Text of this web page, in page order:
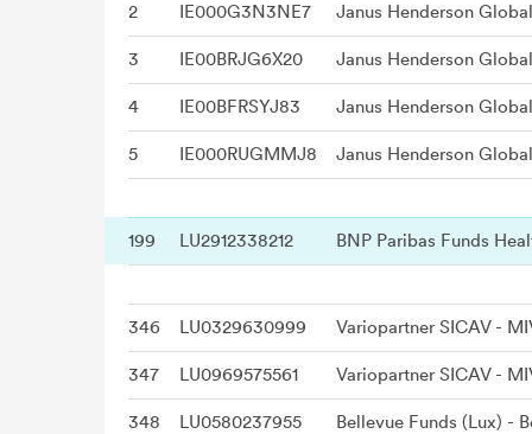
2 IE000G3N3NE7 Janus Henderson
3 IE00BRJG6X20 Janus Henderson
4 IE00BFRSYJ83 Janus Henderson
5 IE000RUGMMJ8 Janus Henderson
199 LU2912338212
346 LU0329630999
347 LU0969575561
348 LU0580237955